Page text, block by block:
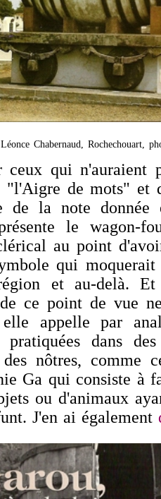
Chabernaud, Rochechouart,
qui n'auraient
"l'Aigre de mots" et
de la note donnée
le wagon-
au point
qui
et au-delà.
ce point de vue
appelle par
pratiquées dans
des nôtres, comme
Ga qui consiste à
ou d'animaux
J'en ai également